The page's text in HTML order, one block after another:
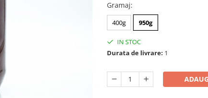
Gramaj:
400g 950g
IN STOC
Durata de livrare: 1